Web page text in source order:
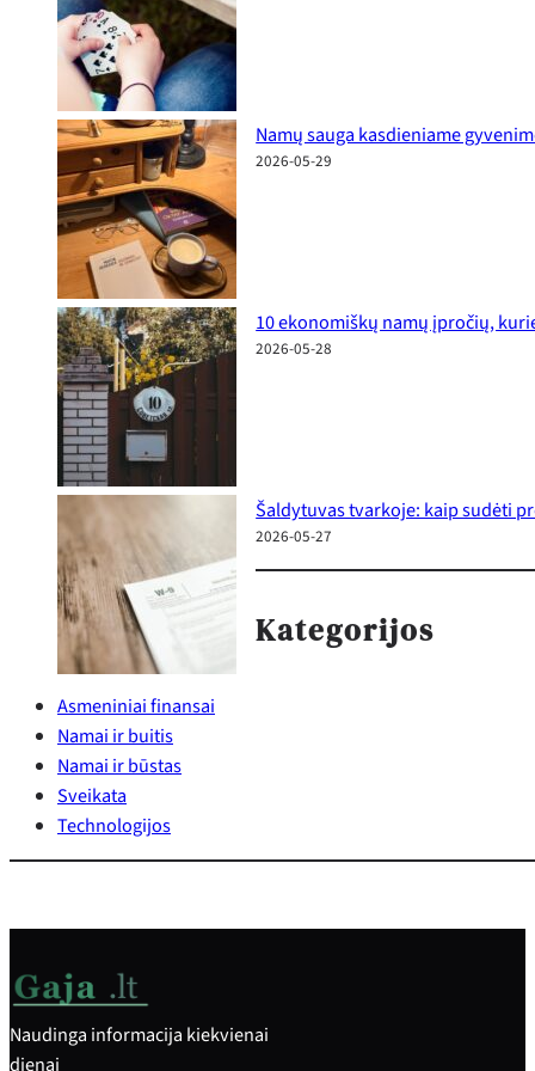
Namų sauga kasdieniame
2026-05-29
10 ekonomiškų namų įpročių,
2026-05-28
Šaldytuvas tvarkoje: kaip sudėti
2026-05-27
Kategorijos
Asmeniniai finansai
Namai ir buitis
Namai ir būstas
Sveikata
Technologijos
Naudinga informacija kiekvienai
dienai